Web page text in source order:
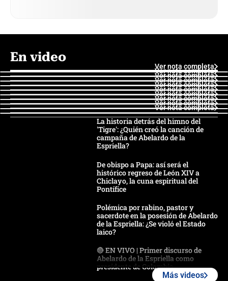
En video
Ver nota completa
Ver nota completa
Ver nota completa
Ver nota completa
Ver nota completa
Ver nota completa
Ver nota completa
Ver nota completa
Ver nota completa
Ver nota completa
La historia detrás del himno del
'Tigre': ¿Quién creó la canción de
campaña de Abelardo de la
Espriella?
De obispo a Papa: así será el
histórico regreso de León XIV a
Chiclayo, la cuna espiritual del
Pontífice
Polémica por rabino, pastor y
sacerdote en la posesión de Abelardo
de la Espriella: ¿Se violó el Estado
laico?
🔴 EN VIVO | Primer discurso de
Abelardo de la Espriella como
presidente de Colombia
Más videos